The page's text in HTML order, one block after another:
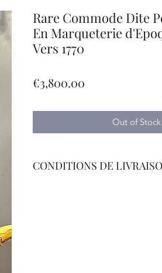
Rare Commode Dite
En Marqueterie
Vers 1770
€3,800.00
Out of Stock
CONDITIONS DE